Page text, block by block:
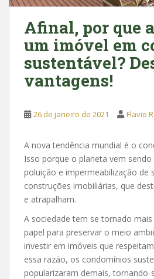
Afinal, por que
um imóvel em
sustentável?
vantagens!
26 de janeiro de 2021 Flavio
A nova tendência mundial é o
Isso porque o planeta vem sendo
poluição e impermeabilização de
construções imobiliárias, que
e atrapalham.
A sociedade tem se tornado
papel para preservar o meio
investir em imóveis que
essa razão, os condomínios
popularizaram demais, tornando-